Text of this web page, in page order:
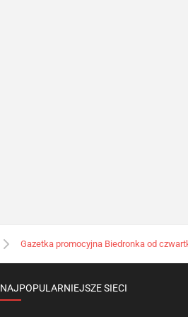
Gazetka promocyjna Biedronka od
NAJPOPULARNIEJSZE SIECI